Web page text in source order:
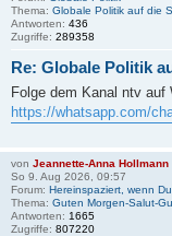
Thema: Globale Politik auf die
Antworten: 436
Zugriffe: 289358
Re: Globale Politik
Folge dem Kanal ntv auf
https://whatsapp.com/
von Jeannette-Anna Hollmann
So 9. Aug 2026, 09:57
Forum: Hereinspaziert, wenn
Thema: Guten Morgen-Salut-
Antworten: 1665
Zugriffe: 807220